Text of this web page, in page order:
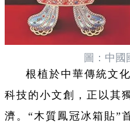
圖：中國
根植於中華傳統文
科技的小文創，正以其
濟。“木質鳳冠冰箱貼”